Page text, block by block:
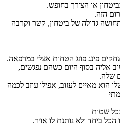
או הצורך בחופש.
הזה.
גדולה של ביטחון, קשר וקרבה
פינג פונג הטחות אצלי במרפאה.
אליה בסוף היום כשהם נפגשים,
שלה.
הוא מאיים לעזוב, אפילו עוזב לכמה
שטות
ביחד ולא נותנת לו אויר.